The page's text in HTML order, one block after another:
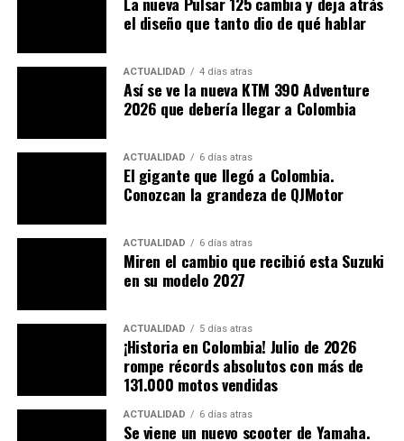
la interacción: aquí no se trata solo de mirar una
moto, sino de vivirla antes de tomar la decisión
de compra.
Vanguardia, porque este modelo de tienda
responde a una tendencia global en la que las
marcas buscan brindar experiencias memorables
y no solo ventas.
Un espacio inmersivo para los
motociclistas
En este nuevo formato de tienda, los usuarios pueden
validar los atributos de cada modelo. Pueden sentir la
apreciar la calidad de los acabados. Es, en definitiva, un
escenario inmersivo. Aquí, la moto deja de ser un
objeto expuesto en una vitrina para convertirse en un
vehículo listo para ser explorado.
el diseño que tanto dio de qué hablar
ACTUALIDAD 4 días atras
Así se ve la nueva KTM 390 Adventure
2026 que debería llegar a Colombia
ACTUALIDAD 6 días atras
El gigante que llegó a Colombia.
Conozcan la grandeza de QJMotor
ACTUALIDAD 6 días atras
Miren el cambio que recibió esta Suzuki
en su modelo 2027
ACTUALIDAD 5 días atras
¡Historia en Colombia! Julio de 2026
rompe récords absolutos con más de
131.000 motos vendidas
ACTUALIDAD 6 días atras
Se viene un nuevo scooter de Yamaha.